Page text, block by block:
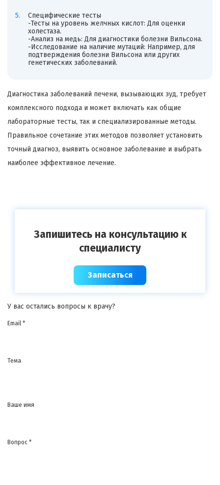
Специфические тесты
-Тесты на уровень желчных кислот: Для оценки
холестаза.
-Анализ на медь: Для диагностики болезни Вильсона.
-Исследование на наличие мутаций: Например, для
подтверждения болезни Вильсона или других
генетических заболеваний.
Диагностика заболеваний печени, вызывающих зуд, требует
комплексного подхода и может включать как общие
лабораторные тесты, так и специализированные методы.
Правильное сочетание этих методов позволяет установить
точный диагноз, выявить основное заболевание и выбрать
наиболее эффективное лечение.
Запишитесь на консультацию к
специалисту
Записаться
У вас остались вопросы к врачу?
Email *
Тема
Ваше имя
Вопрос *